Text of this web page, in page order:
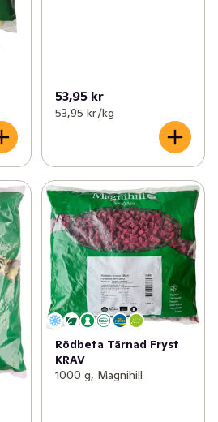
53,95 kr
53,95 kr /kg
Rödbeta Tärnad Fryst
KRAV
1000 g, Magnihill